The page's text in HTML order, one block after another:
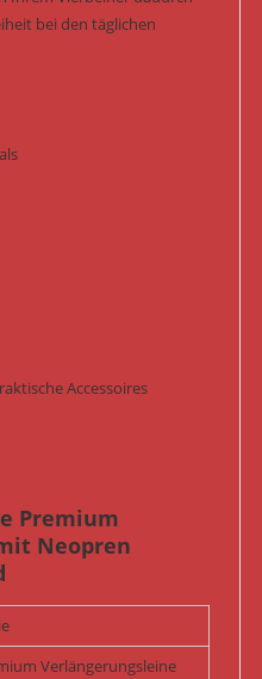
bei den täglichen
Accessoires
Premium
Neopren
Verlängerungsleine